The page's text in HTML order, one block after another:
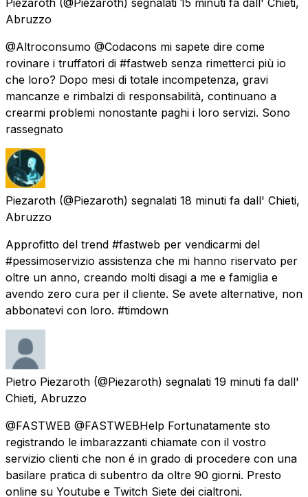
Abruzzo
@Altroconsumo @Codacons mi sapete dire come
rovinare i truffatori di #fastweb senza rimetterci più io
che loro? Dopo mesi di totale incompetenza, gravi
mancanze e rimbalzi di responsabilità, continuano a
crearmi problemi nonostante paghi i loro servizi. Sono
rassegnato
Piezaroth (@Piezaroth) segnalati 18 minuti fa dall' Chieti,
Abruzzo
Approfitto del trend #fastweb per vendicarmi del
#pessimoservizio assistenza che mi hanno riservato per
oltre un anno, creando molti disagi a me e famiglia e
avendo zero cura per il cliente. Se avete alternative, non
abbonatevi con loro. #timdown
Pietro Piezaroth (@Piezaroth) segnalati 19 minuti fa dall'
Chieti, Abruzzo
@FASTWEB @FASTWEBHelp Fortunatamente sto
registrando le imbarazzanti chiamate con il vostro
servizio clienti che non é in grado di procedere con una
basilare pratica di subentro da oltre 90 giorni. Presto
online su Youtube e Twitch Siete dei cialtroni.